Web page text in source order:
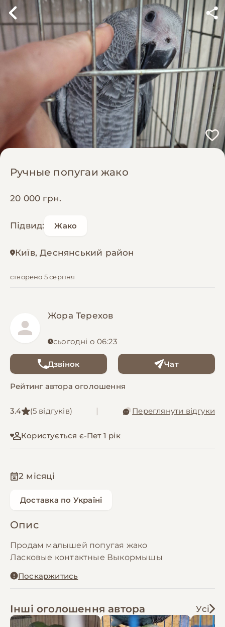
Ручные попугаи жако
20 000 грн.
Підвид: Жако
Київ, Деснянський район
створено 5 серпня
Жора Терехов
сьогодні о 06:23
Дзвінок Чат
Рейтинг автора оголошення
3.4 (5 відгуків) Переглянути відгуки
Користується є-Пет 1 рік
2 місяці
Доставка по Україні
Опис
Продам малышей попугая жако
Ласковые контактные Выкормышы
Поскаржитись
Інші оголошення автора Усі